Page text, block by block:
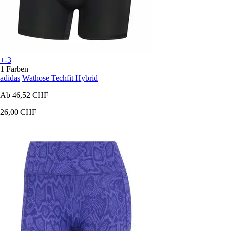
+-3
1 Farben
adidas Wathose Techfit Hybrid
Ab 46,52 CHF
26,00 CHF